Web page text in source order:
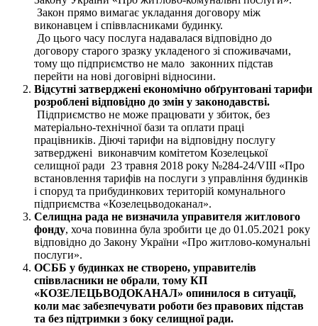
Закон прямо вимагає укладання договору між
виконавцем і співвласниками будинку.
До цього часу послуга надавалася відповідно до
договору старого зразку укладеного зі споживачами,
тому що підприємство не мало законних підстав
перейти на нові договірні відносини.
Відсутні затверджені економічно обґрунтовані тарифи
розроблені відповідно до змін у законодавстві.
Підприємство не може працювати у збиток, без
матеріально-технічної бази та оплати праці
працівників. Діючі тарифи на відповідну послугу
затверджені виконавчим комітетом Козелецької
селищної ради 23 травня 2018 року №284-24/VIII «Про
встановлення тарифів на послуги з управління будинків
і споруд та прибудинкових територій комунального
підприємства «Козелецьводоканал».
Селищна рада не визначила управителя житлового
фонду, хоча повинна була зробити це до 01.05.2021 року
відповідно до Закону України «Про житлово-комунальні
послуги».
ОСББ у будинках не створено, управителів
співвласники не обрали, тому КП
«КОЗЕЛЕЦЬВОДОКАНАЛ» опинилося в ситуації,
коли має забезпечувати роботи без правових підстав
та без підтримки з боку селищноїради.